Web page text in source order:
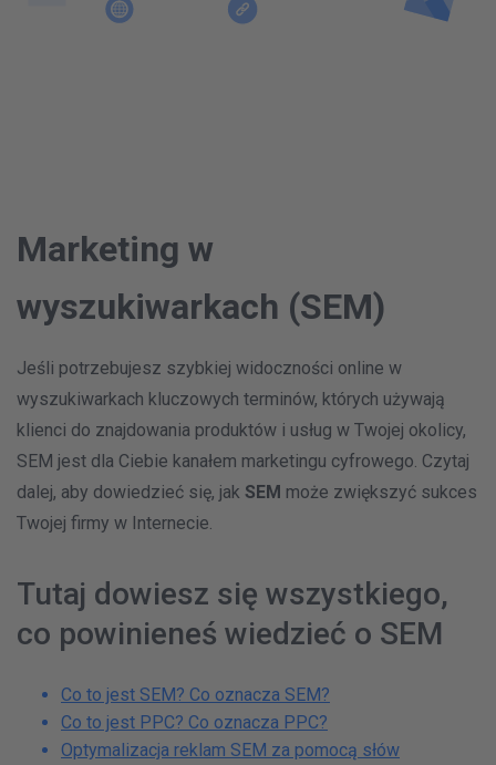
Marketing w
wyszukiwarkach (SEM)
Jeśli potrzebujesz szybkiej widoczności online w
wyszukiwarkach kluczowych terminów, których używają
klienci do znajdowania produktów i usług w Twojej okolicy,
SEM jest dla Ciebie kanałem marketingu cyfrowego. Czytaj
dalej, aby dowiedzieć się, jak SEM może zwiększyć sukces
Twojej firmy w Internecie.
Tutaj dowiesz się wszystkiego,
co powinieneś wiedzieć o SEM
Co to jest SEM? Co oznacza SEM?
Co to jest PPC? Co oznacza PPC?
Optymalizacja reklam SEM za pomocą słów